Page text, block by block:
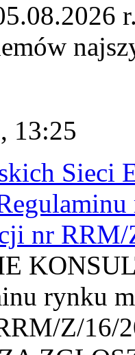
13:25
Sieci
nr
rynku
Z/16/